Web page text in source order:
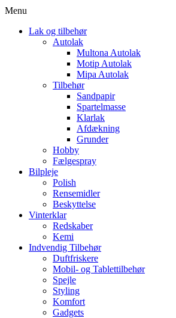
Menu
Lak og tilbehør
Autolak
Multona Autolak
Motip Autolak
Mipa Autolak
Tilbehør
Sandpapir
Spartelmasse
Klarlak
Afdækning
Grunder
Hobby
Fælgespray
Bilpleje
Polish
Rensemidler
Beskyttelse
Vinterklar
Redskaber
Kemi
Indvendig Tilbehør
Duftfriskere
Mobil- og Tablettilbehør
Spejle
Styling
Komfort
Gadgets